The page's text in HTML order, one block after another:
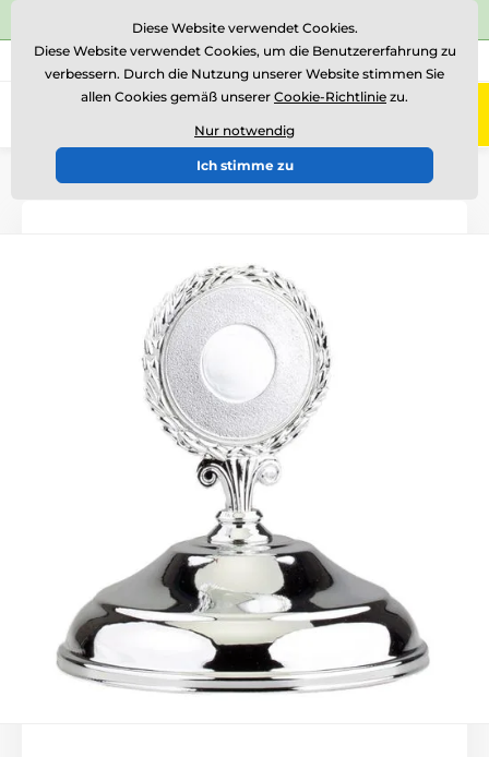
⭐Siehe 504 verifizierte Bewertungen auf
Rufen Sie uns an (Mo-Fr 15-18) +43 676 361 37 22
0
Einführung Deckel
Diese Website verwendet Cookies.
Diese Website verwendet Cookies, um die Benutzererfahrung zu
verbessern. Durch die Nutzung unserer Website stimmen Sie
allen Cookies gemäß unserer Cookie-Richtlinie zu.
Nur notwendig
Ich stimme zu